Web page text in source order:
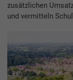
zusätzlichen
und vermitteln